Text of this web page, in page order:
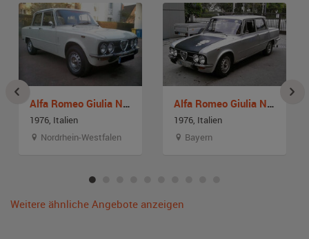
Alfa Romeo Giulia Nuova Super 1300
1976, Italien
Nordrhein-Westfalen
Alfa Romeo Giulia Nuova Super
1976, Italien
Bayern
Weitere ähnliche Angebote anzeigen